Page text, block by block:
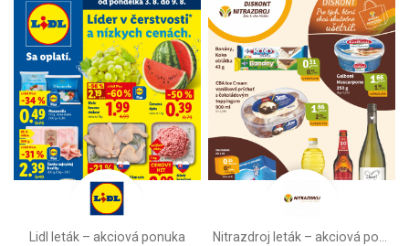
Lidl leták –⁠ akciová ponuka Nitrazdroj leták –⁠ akciová ponuka